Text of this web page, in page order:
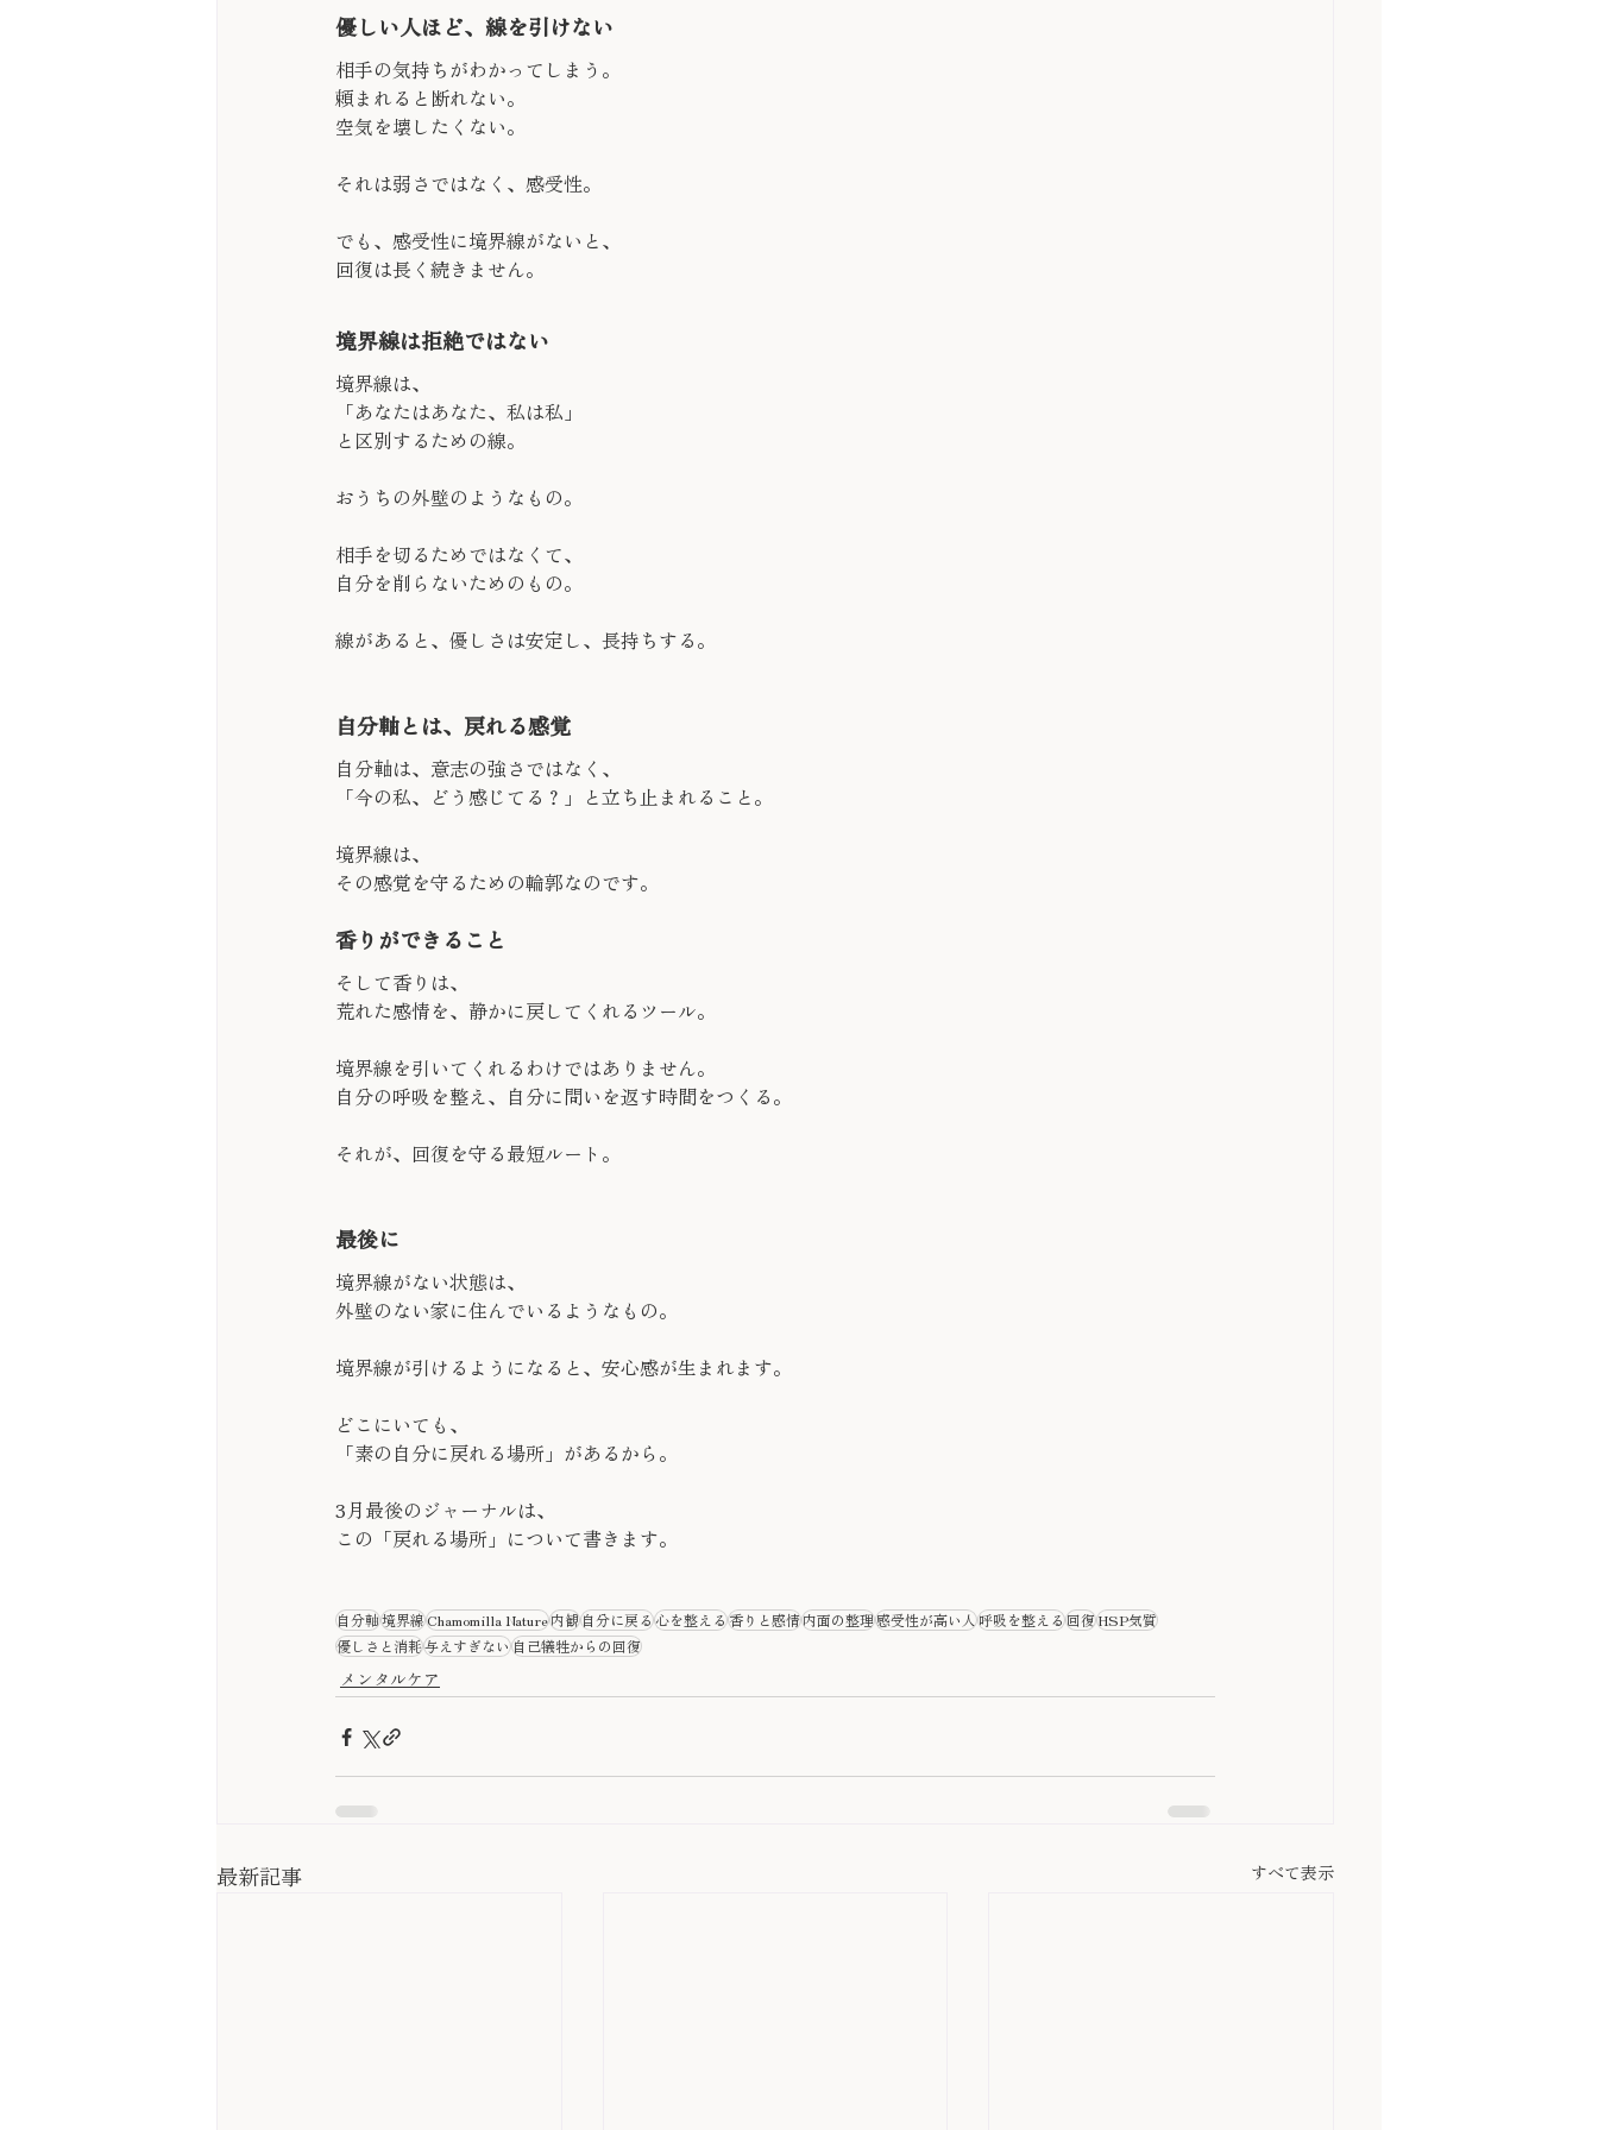
優しい人ほど、線を引けない
相手の気持ちがわかってしまう。
頼まれると断れない。
空気を壊したくない。
それは弱さではなく、感受性。
でも、感受性に境界線がないと、
回復は長く続きません。
境界線は拒絶ではない
境界線は、
「あなたはあなた、私は私」
と区別するための線。
おうちの外壁のようなもの。
相手を切るためではなくて、
自分を削らないためのもの。
線があると、優しさは安定し、長持ちする。
自分軸とは、戻れる感覚
自分軸は、意志の強さではなく、
「今の私、どう感じてる？」と立ち止まれること。
境界線は、
その感覚を守るための輪郭なのです。
香りができること
そして香りは、
荒れた感情を、静かに戻してくれるツール。
境界線を引いてくれるわけではありません。
自分の呼吸を整え、自分に問いを返す時間をつくる。
それが、回復を守る最短ルート。
最後に
境界線がない状態は、
外壁のない家に住んでいるようなもの。
境界線が引けるようになると、安心感が生まれます。
どこにいても、
「素の自分に戻れる場所」があるから。
3月最後のジャーナルは、
この「戻れる場所」について書きます。
自分軸境界線Chamomilla Nature内観自分に戻る心を整える香りと感情内面の整理感受性が高い人呼吸を整える回復HSP気質
優しさと消耗与えすぎない自己犠牲からの回復
メンタルケア
最新記事 すべて表示